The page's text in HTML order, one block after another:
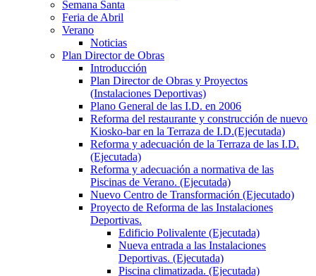
Semana Santa
Feria de Abril
Verano
Noticias
Plan Director de Obras
Introducción
Plan Director de Obras y Proyectos
(Instalaciones Deportivas)
Plano General de las I.D. en 2006
Reforma del restaurante y construcción de nuevo
Kiosko-bar en la Terraza de I.D.(Ejecutada)
Reforma y adecuación de la Terraza de las I.D.
(Ejecutada)
Reforma y adecuación a normativa de las
Piscinas de Verano. (Ejecutada)
Nuevo Centro de Transformación (Ejecutado)
Proyecto de Reforma de las Instalaciones
Deportivas.
Edificio Polivalente (Ejecutada)
Nueva entrada a las Instalaciones
Deportivas. (Ejecutada)
Piscina climatizada. (Ejecutada)